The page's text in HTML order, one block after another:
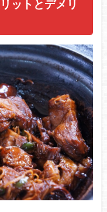
ットとデメリ